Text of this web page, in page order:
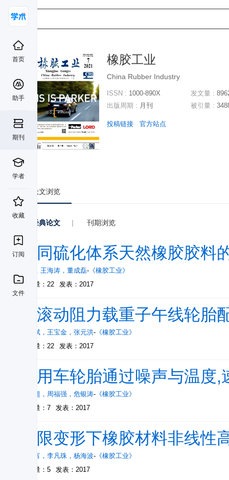
首页
助手
期刊
学者
收藏
订阅
文件
橡胶工业
China Rubber Industry
ISSN : 1000-890X
出版周期 : 月刊
发文量 :
被引量 :
投稿链接 官方站点
论文浏览
经典论文 | 刊期浏览
不同硫化体系天然橡胶胶料
， 王海涛 ， 董成磊- 《橡胶工业》
被引量：22
发表：2017
低滚动阻力载重子午线轮胎
周宏斌 ， 王宝金 ， 张元洪- 《橡胶工业》
被引量：22
发表：2017
商用车轮胎通过噪声与温
许志超 ， 周福强 ， 危银涛- 《橡胶工业》
被引量：7
发表：2017
有限变形下橡胶材料非线性
于海富 ， 李凡珠 ， 杨海波- 《橡胶工业》
被引量：5
发表：2017